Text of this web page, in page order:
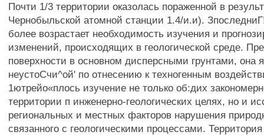
Почти 1/3 территории оказолась пораженной в
Чернобыльской атомной станции 1.4/и.и).
более возрастает необходимость изучения и
изменений, происходящих в геологической среде.
поверхности в основном дисперсными грунтами, она
неустоСчи^ой' по отнесению к техногенным
1ютрейо«плось изучение не только об:дих
территории п инженерно-геологических целях, но и
региональных и местных факторов нарушения
связанного с геологическими процессами.